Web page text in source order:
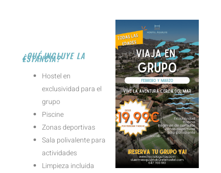
¿QUÉ INCLUYE LA
ESTANCIA?
Hostel en
exclusividad para el
grupo
Piscine
Zonas deportivas
Sala polivalente para
actividades
Limpieza incluida